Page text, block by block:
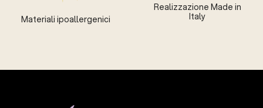
Materiali ipoallergenici
Realizzazione Made in
Italy